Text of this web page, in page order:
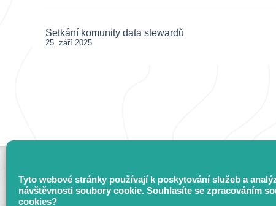
Tyto webové stránky používají k poskytování služeb a
návštěvnosti soubory cookie. Souhlasíte se zpracováním
cookies?
Authors
Post
Setkání komunity data stewardů
25. září 2025